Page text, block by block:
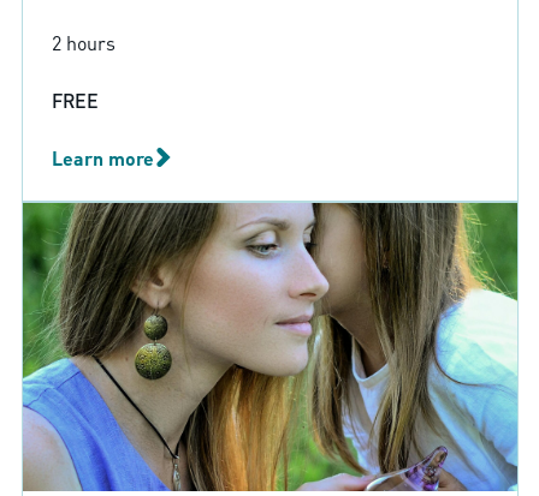
2 hours
FREE
Learn more